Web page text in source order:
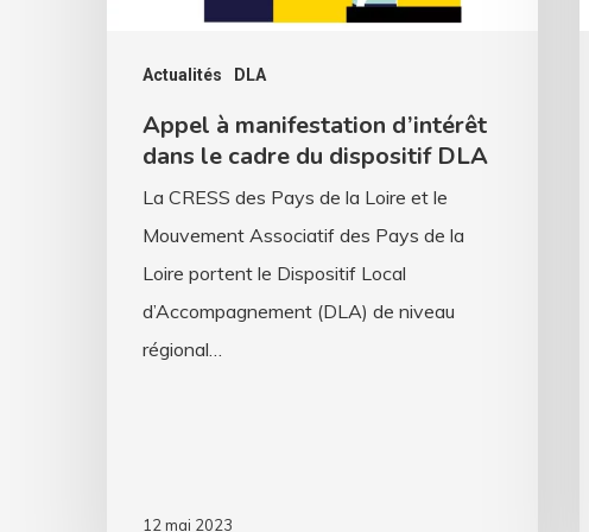
Actualités DLA
dispositif
Appel à manifestation d’intérêt
dans le cadre du dispositif DLA
La CRESS des Pays de la Loire et le
Mouvement Associatif des Pays de la
Loire portent le Dispositif Local
d’Accompagnement (DLA) de niveau
régional…
12 mai 2023